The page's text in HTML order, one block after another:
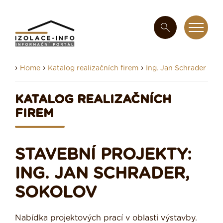
› Home › Katalog realizačních firem › Ing. Jan Schrader
KATALOG REALIZAČNÍCH
FIREM
STAVEBNÍ PROJEKTY:
ING. JAN SCHRADER,
SOKOLOV
Nabídka projektových prací v oblasti výstavby.